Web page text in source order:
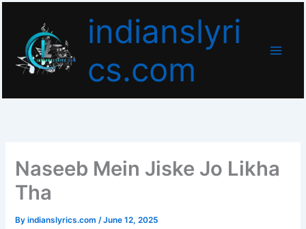
content
indianslyri
cs.com
Naseeb Mein Jiske Jo Likha
Tha
Byindianslyrics.com/June 12, 2025